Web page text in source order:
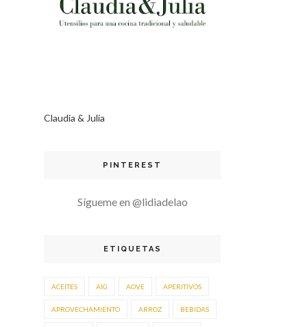
Claudia & Julia
PINTEREST
Sígueme en @lidiadelao
ETIQUETAS
ACEITES AIG AOVE APERITIVOS
APROVECHAMIENTO ARROZ BEBIDAS